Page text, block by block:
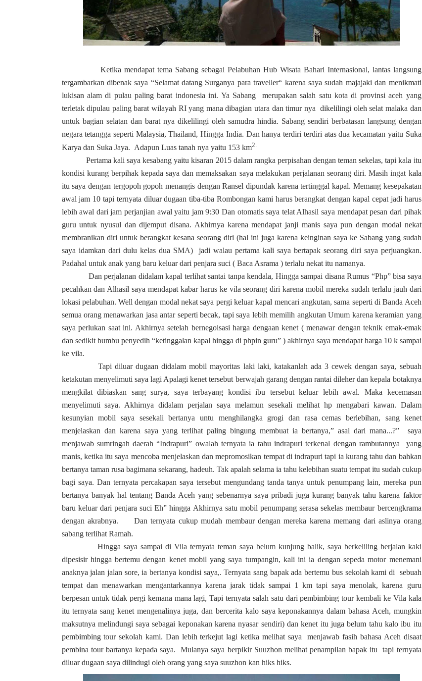
Ketika mendapat tema Sabang sebagai Pelabuhan Hub Wisata Bahari Internasional, lantas langsung
tergambarkan dibenak saya “Selamat datang Surganya para traveller“ karena saya sudah majajaki dan menikmati
lukisan alam di pulau paling barat indonesia ini. Ya Sabang merupakan salah satu kota di provinsi aceh yang
terletak dipulau paling barat wilayah RI yang mana dibagian utara dan timur nya dikelilingi oleh selat malaka dan
untuk bagian selatan dan barat nya dikelilingi oleh samudra hindia. Sabang sendiri berbatasan langsung dengan
negara tetangga seperti Malaysia, Thailand, Hingga India. Dan hanya terdiri terdiri atas dua kecamatan yaitu Suka
Karya dan Suka Jaya. Adapun Luas tanah nya yaitu 153 km2.
Pertama kali saya kesabang yaitu kisaran 2015 dalam rangka perpisahan dengan teman sekelas, tapi kala itu
kondisi kurang berpihak kepada saya dan memaksakan saya melakukan perjalanan seorang diri. Masih ingat kala
itu saya dengan tergopoh gopoh menangis dengan Ransel dipundak karena tertinggal kapal. Memang kesepakatan
awal jam 10 tapi ternyata diluar dugaan tiba-tiba Rombongan kami harus berangkat dengan kapal cepat jadi harus
lebih awal dari jam perjanjian awal yaitu jam 9:30 Dan otomatis saya telat Alhasil saya mendapat pesan dari pihak
guru untuk nyusul dan dijemput disana. Akhirnya karena mendapat janji manis saya pun dengan modal nekat
membranikan diri untuk berangkat kesana seorang diri (hal ini juga karena keinginan saya ke Sabang yang sudah
saya idamkan dari dulu kelas dua SMA) jadi walau pertama kali saya bertapak seorang diri saya perjuangkan.
Padahal untuk anak yang baru keluar dari penjara suci ( Baca Asrama ) terlalu nekat itu namanya.
Dan perjalanan didalam kapal terlihat santai tanpa kendala, Hingga sampai disana Rumus “Php” bisa saya
pecahkan dan Alhasil saya mendapat kabar harus ke vila seorang diri karena mobil mereka sudah terlalu jauh dari
lokasi pelabuhan. Well dengan modal nekat saya pergi keluar kapal mencari angkutan, sama seperti di Banda Aceh
semua orang menawarkan jasa antar seperti becak, tapi saya lebih memilih angkutan Umum karena keramian yang
saya perlukan saat ini. Akhirnya setelah bernegoisasi harga dengaan kenet ( menawar dengan teknik emak-emak
dan sedikit bumbu penyedih “ketinggalan kapal hingga di phpin guru” ) akhirnya saya mendapat harga 10 k sampai
ke vila.
Tapi diluar dugaan didalam mobil mayoritas laki laki, katakanlah ada 3 cewek dengan saya, sebuah
ketakutan menyelimuti saya lagi Apalagi kenet tersebut berwajah garang dengan rantai dileher dan kepala botaknya
mengkilat dibiaskan sang surya, saya terbayang kondisi ibu tersebut keluar lebih awal. Maka kecemasan
menyelimuti saya. Akhirnya didalam perjalan saya melamun sesekali melihat hp mengabari kawan. Dalam
kesunyian mobil saya sesekali bertanya untu menghilangka grogi dan rasa cemas berlebihan, sang kenet
menjelaskan dan karena saya yang terlihat paling bingung membuat ia bertanya,” asal dari mana...?” saya
menjawab sumringah daerah “Indrapuri” owalah ternyata ia tahu indrapuri terkenal dengan rambutannya yang
manis, ketika itu saya mencoba menjelaskan dan mepromosikan tempat di indrapuri tapi ia kurang tahu dan bahkan
bertanya taman rusa bagimana sekarang, hadeuh. Tak apalah selama ia tahu kelebihan suatu tempat itu sudah cukup
bagi saya. Dan ternyata percakapan saya tersebut mengundang tanda tanya untuk penumpang lain, mereka pun
bertanya banyak hal tentang Banda Aceh yang sebenarnya saya pribadi juga kurang banyak tahu karena faktor
baru keluar dari penjara suci Eh” hingga Akhirnya satu mobil penumpang serasa sekelas membaur bercengkrama
dengan akrabnya. Dan ternyata cukup mudah membaur dengan mereka karena memang dari aslinya orang
sabang terlihat Ramah.
Hingga saya sampai di Vila ternyata teman saya belum kunjung balik, saya berkeliling berjalan kaki
dipesisir hingga bertemu dengan kenet mobil yang saya tumpangin, kali ini ia dengan sepeda motor menemani
anaknya jalan jalan sore, ia bertanya kondisi saya,. Ternyata sang bapak ada bertemu bus sekolah kami di sebuah
tempat dan menawarkan mengantarkannya karena jarak tidak sampai 1 km tapi saya menolak, karena guru
berpesan untuk tidak pergi kemana mana lagi, Tapi ternyata salah satu dari pembimbing tour kembali ke Vila kala
itu ternyata sang kenet mengenalinya juga, dan bercerita kalo saya keponakannya dalam bahasa Aceh, mungkin
maksutnya melindungi saya sebagai keponakan karena nyasar sendiri) dan kenet itu juga belum tahu kalo ibu itu
pembimbing tour sekolah kami. Dan lebih terkejut lagi ketika melihat saya menjawab fasih bahasa Aceh disaat
pembina tour bartanya kepada saya. Mulanya saya berpikir Suuzhon melihat penampilan bapak itu tapi ternyata
diluar dugaan saya dilindugi oleh orang yang saya suuzhon kan hiks hiks.